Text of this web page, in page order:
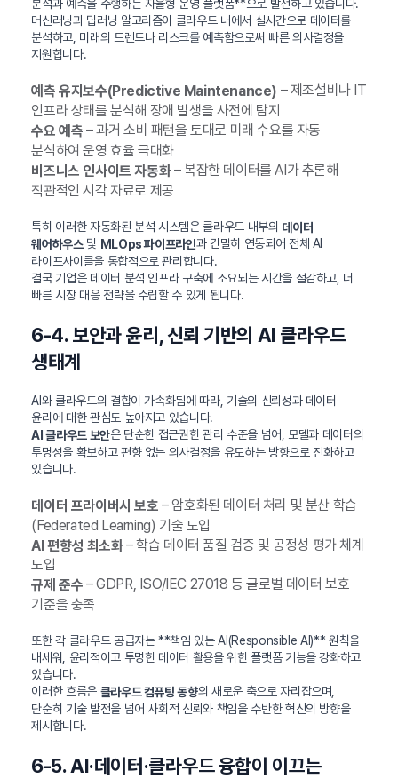
분석과 예측을 수행하는 자율형 운영 플랫폼**으로 발전하고 있습니다.
머신러닝과 딥러닝 알고리즘이 클라우드 내에서 실시간으로 데이터를
분석하고, 미래의 트렌드나 리스크를 예측함으로써 빠른 의사결정을
지원합니다.
예측 유지보수(Predictive Maintenance) – 제조설비나 IT
인프라 상태를 분석해 장애 발생을 사전에 탐지
수요 예측 – 과거 소비 패턴을 토대로 미래 수요를 자동
분석하여 운영 효율 극대화
비즈니스 인사이트 자동화– 복잡한 데이터를 AI가 추론해
직관적인 시각 자료로 제공
특히 이러한 자동화된 분석 시스템은 클라우드 내부의 데이터
웨어하우스및 MLOps 파이프라인과 긴밀히 연동되어 전체 AI
라이프사이클을 통합적으로 관리합니다.
결국 기업은 데이터 분석 인프라 구축에 소요되는 시간을 절감하고, 더
빠른 시장 대응 전략을 수립할 수 있게 됩니다.
6-4. 보안과 윤리, 신뢰 기반의 AI 클라우드
생태계
AI와 클라우드의 결합이 가속화됨에 따라, 기술의 신뢰성과 데이터
윤리에 대한 관심도 높아지고 있습니다.
AI 클라우드 보안은 단순한 접근권한 관리 수준을 넘어, 모델과 데이터의
투명성을 확보하고 편향 없는 의사결정을 유도하는 방향으로 진화하고
있습니다.
데이터 프라이버시 보호 – 암호화된 데이터 처리 및 분산 학습
(Federated Learning) 기술 도입
AI 편향성 최소화– 학습 데이터 품질 검증 및 공정성 평가 체계
도입
규제 준수 – GDPR, ISO/IEC 27018 등 글로벌 데이터 보호
기준을 충족
또한 각 클라우드 공급자는 **책임 있는 AI(Responsible AI)** 원칙을
내세워, 윤리적이고 투명한 데이터 활용을 위한 플랫폼 기능을 강화하고
있습니다.
이러한 흐름은 클라우드 컴퓨팅 동향의 새로운 축으로 자리잡으며,
단순히 기술 발전을 넘어 사회적 신뢰와 책임을 수반한 혁신의 방향을
제시합니다.
6-5. AI·데이터·클라우드 융합이 이끄는